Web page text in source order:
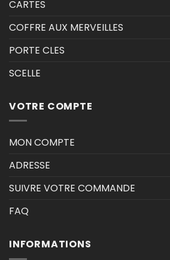
CARTES
COFFRE AUX MERVEILLES
PORTE CLES
SCELLE
VOTRE COMPTE
MON COMPTE
ADRESSE
SUIVRE VOTRE COMMANDE
FAQ
INFORMATIONS